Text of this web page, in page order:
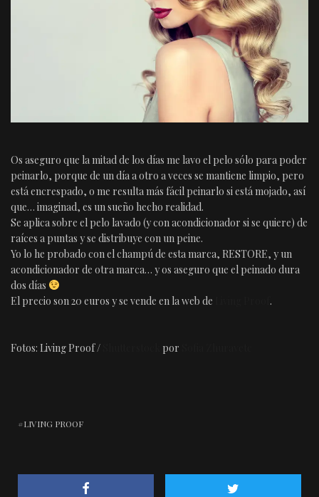
Os aseguro que la mitad de los días me lavo el pelo sólo para poder
peinarlo, porque de un día a otro a veces se mantiene limpio, pero
está encrespado, o me resulta más fácil peinarlo si está mojado, así
que… imaginad, es un sueño hecho realidad.
Se aplica sobre el pelo lavado (y con acondicionador si se quiere) de
raíces a puntas y se distribuye con un peine.
Yo lo he probado con el champú de esta marca, RESTORE, y un
acondicionador de otra marca… y os aseguro que el peinado dura
dos días
El precio son 20 euros y se vende en la web de
.
Fotos: Living Proof / por
LIVING PROOF